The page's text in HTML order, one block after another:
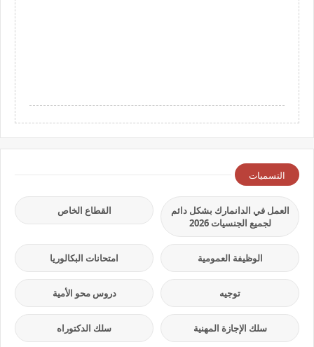
التسميات
العمل في الدانمارك بشكل دائم
لجميع الجنسيات 2026
القطاع الخاص
الوظيفة العمومية امتحانات البكالوريا
توجيه دروس محو الأمية
سلك الإجازة المهنية سلك الدكتوراه